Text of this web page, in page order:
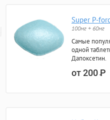
Super P-
100мг + 60мг
Самые
одной
Дапоксетин.
от 200Р